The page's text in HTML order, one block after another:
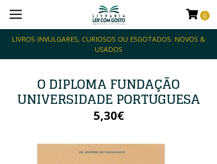
LIVROS INVULGARES, CURIOSOS OU ESGOTADOS: NOVOS &
USADOS
0
O DIPLOMA FUNDAÇÃO
UNIVERSIDADE PORTUGUESA
5,30€